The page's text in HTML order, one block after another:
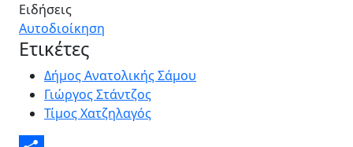
Ειδήσεις
Αυτοδιοίκηση
Ετικέτες
Δήμος Ανατολικής Σάμου
Γιώργος Στάντζος
Τίμος Χατζηλαγός